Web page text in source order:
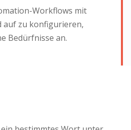
Workflows mit
auf zu konfigurieren,
Bedürfnisse an.